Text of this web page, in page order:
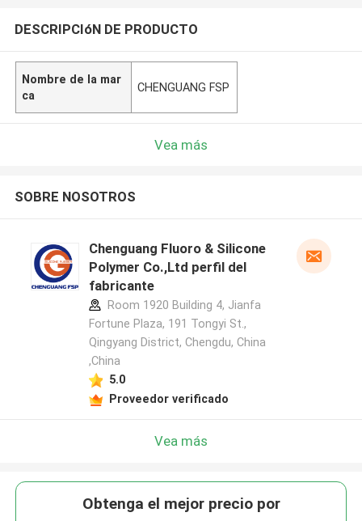
DESCRIPCIóN DE PRODUCTO
Nombre de la mar
ca
CHENGUANG FSP
Vea más
SOBRE NOSOTROS
Chenguang Fluoro & Silicone
Polymer Co.,Ltd perfil del
fabricante
Room 1920 Building 4, Jianfa
Fortune Plaza, 191 Tongyi St.,
Qingyang District, Chengdu, China
,China
5.0
Proveedor verificado
Vea más
Obtenga el mejor precio por